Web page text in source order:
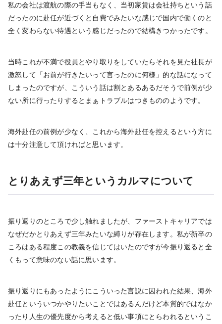
私の会社は渡航の際の手当もなく、当初家賃は会社持ちという話
だったのに赴任が近づくと自費でみたいな感じで国内で働くのと
全く変わらない待遇という感じだったので結構きつかったです。
当時これが不満で役員とやり取りをしていたらそれを見た社長が
激怒して「お前が行きたいって言ったのに何様」的な話になって
しまったのですが、こういう話は割とあるあるだそうで前例が少
ない所に行ったりするとまぁトラブルはつきもののようです。
海外赴任の前例が少なく、これから海外赴任を控えるという方に
は十分注意して頂ければと思います。
とりあえず三年というカルマについて
振り返りのところで少し触れましたが、ファーストキャリアでは
なぜだかとりあえず三年みたいな縛りが存在します。私が新卒の
ころはある程度この教義を信じてはいたのですが今振り返ると全
くもって意味のない話に思います。
振り返りにもあったようにこういった言説に囚われた結果、海外
赴任といういつかやりたいことではあるんだけど本質的ではなか
ったり人生の優先度から考えると低い事項にとらわれるというこ